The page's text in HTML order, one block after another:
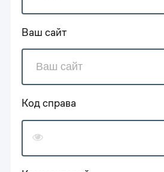
Ваш сайт
Код справа